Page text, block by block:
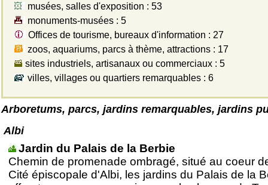
musées, salles d'exposition : 53
monuments-musées : 5
Offices de tourisme, bureaux d'information : 27
zoos, aquariums, parcs à thème, attractions : 17
sites industriels, artisanaux ou commerciaux : 5
villes, villages ou quartiers remarquables : 6
Arboretums, parcs, jardins remarquables, jardins
Albi
Jardin du Palais de la Berbie
Chemin de promenade ombragé, situé au coeur
Cité épiscopale d'Albi, les jardins du Palais de la